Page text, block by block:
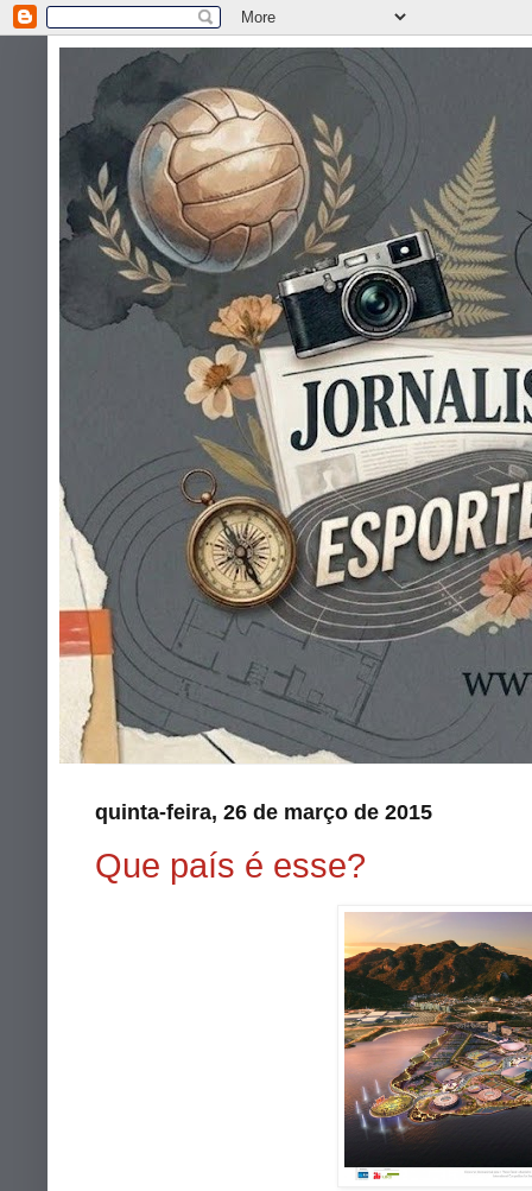
quinta-feira, 26 de março de 2015
Que país é esse?